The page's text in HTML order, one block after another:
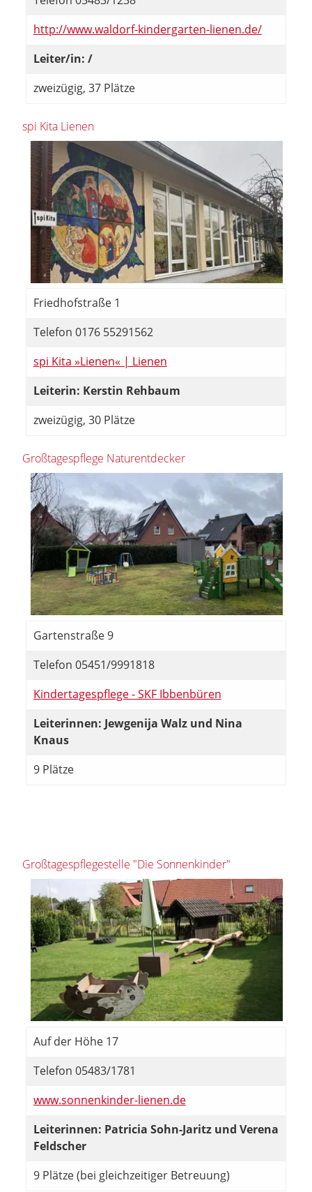
http://www.waldorf-kindergarten-lienen.de/
Leiter/in: /
zweizügig, 37 Plätze
spi Kita Lienen
Friedhofstraße 1
Telefon 0176 55291562
spi Kita »Lienen« | Lienen
Leiterin: Kerstin Rehbaum
zweizügig, 30 Plätze
Großtagespflege Naturentdecker
Gartenstraße 9
Telefon 05451/9991818
Kindertagespflege - SKF Ibbenbüren
Leiterinnen: Jewgenija Walz und Nina
Knaus
9 Plätze
Großtagespflegestelle "Die Sonnenkinder"
Auf der Höhe 17
Telefon 05483/1781
www.sonnenkinder-lienen.de
Leiterinnen: Patricia Sohn-Jaritz und Verena
Feldscher
9 Plätze (bei gleichzeitiger Betreuung)